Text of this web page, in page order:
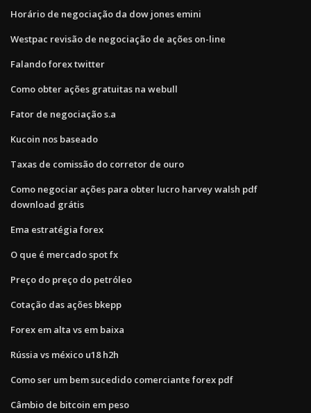
Horário de negociação da dow jones emini
Westpac revisão de negociação de ações on-line
Falando forex twitter
Como obter ações gratuitas na webull
Fator de negociação s.a
Kucoin nos baseado
Taxas de comissão do corretor de ouro
Como negociar ações para obter lucro harvey walsh pdf
download grátis
Ema estratégia forex
O que é mercado spot fx
Preço do preço do petróleo
Cotação das ações bkepp
Forex em alta vs em baixa
Rússia vs méxico u18 h2h
Como ser um bem sucedido comerciante forex pdf
Câmbio de bitcoin em peso